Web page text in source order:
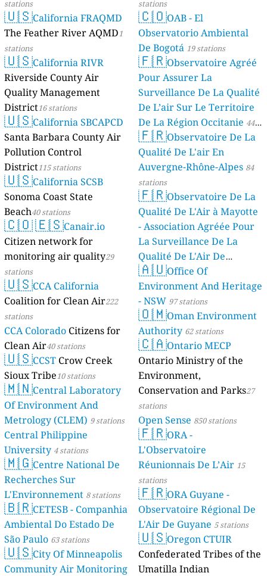
stations
🇺🇸California FRAQMD
The Feather River AQMD1
stations
🇺🇸California RIVR
Riverside County Air
Quality Management
District16 stations
🇺🇸California SBCAPCD
Santa Barbara County Air
Pollution Control
District115 stations
🇺🇸California SCSB
Sonoma Coast State
Beach40 stations
🇨🇴🇪🇸Canair.io
Citizen network for
monitoring air quality29
stations
🇺🇸CCA California
Coalition for Clean Air222
stations
CCA Colorado Citizens for
Clean Air40 stations
🇺🇸CCST Crow Creek
Sioux Tribe10 stations
🇲🇳Central Laboratory
Of Environment And
Metrology (CLEM) 9 stations
Central Philippine
University 4 stations
🇲🇬Centre National De
Recherches Sur
L'Environnement 8 stations
🇧🇷CETESB - Companhia
Ambiental Do Estado De
São Paulo 63 stations
🇺🇸City Of Minneapolis
Community Air Monitoring
stations
🇨🇴OAB - El
Observatorio Ambiental
De Bogotá 19 stations
🇫🇷Observatoire Agréé
Pour Assurer La
Surveillance De La Qualité
De L’air Sur Le Territoire
De La Région Occitanie 44
stations
🇫🇷Observatoire De La
Qualité De L'air En
Auvergne-Rhône-Alpes 84
stations
🇫🇷Observatoire De La
Qualité De L'Air à Mayotte
- Association Agréée Pour
La Surveillance De La
Qualité De L'Air De
Mayotte 4 stations
🇦🇺Office Of
Environment And Heritage
- NSW 97 stations
🇴🇲Oman Environment
Authority 62 stations
🇨🇦Ontario MECP
Ontario Ministry of the
Environment,
Conservation and Parks27
stations
Open Sense 850 stations
🇫🇷ORA -
L'Observatoire
Réunionnais De L’Air 15
stations
🇫🇷ORA Guyane -
Observatoire Régional De
L'Air De Guyane 5 stations
🇺🇸Oregon CTUIR
Confederated Tribes of the
Umatilla Indian